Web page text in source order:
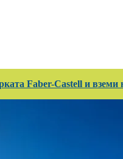
Faber-Castell и